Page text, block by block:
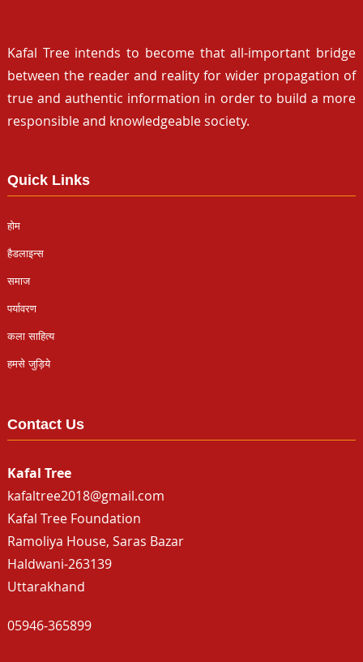
Kafal Tree intends to become that all-important bridge
between the reader and reality for wider propagation of
true and authentic information in order to build a more
responsible and knowledgeable society.
Quick Links
होम
हैडलाइन्स
समाज
पर्यावरण
कला साहित्य
हमसे जुड़िये
Contact Us
Kafal Tree
kafaltree2018@gmail.com
Kafal Tree Foundation
Ramoliya House, Saras Bazar
Haldwani-263139
Uttarakhand
05946-365899